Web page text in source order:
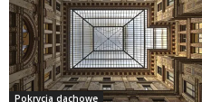
Pokrycia dachowe